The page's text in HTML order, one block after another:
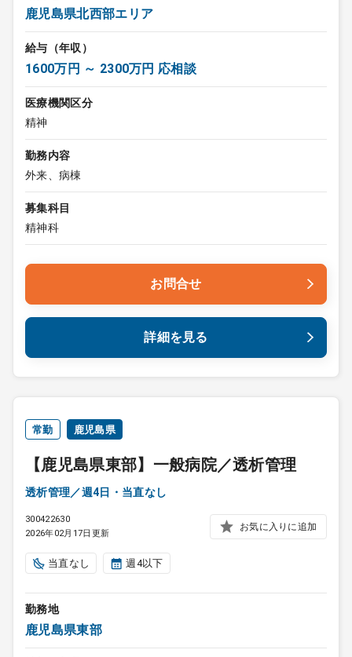
鹿児島県北西部エリア
給与（年収）
1600万円 ～ 2300万円 応相談
医療機関区分
精神
勤務内容
外来、病棟
募集科目
精神科
お問合せ
詳細を見る
常勤 鹿児島県
【鹿児島県東部】一般病院／透析管理
透析管理／週4日・当直なし
300422630
2026年02月17日更新
お気に入りに追加
当直なし 週4以下
勤務地
鹿児島県東部